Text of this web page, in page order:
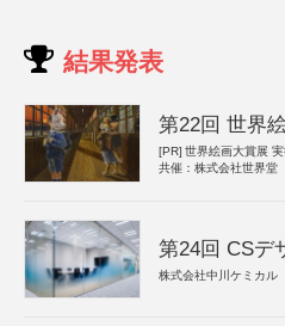
結果発表
第22回 世界
[PR] 世界絵画大賞展
共催：株式会社世界堂
第24回 CSデ
株式会社中川ケミカル